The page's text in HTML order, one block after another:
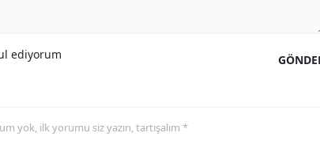
ediyorum
yok, ilk yorumu siz yazın, tartışalım *